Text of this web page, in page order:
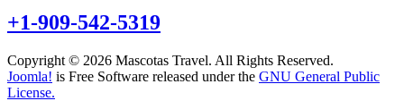
+1-909-542-5319
Copyright © 2026 Mascotas Travel. All Rights Reserved.
Joomla! is Free Software released under the GNU General Public
License.